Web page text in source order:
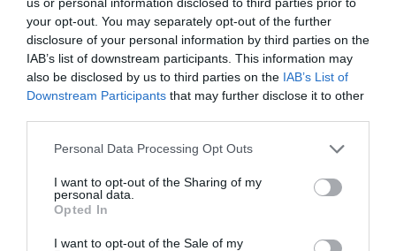
your opt-out. You may separately opt-out of the further
disclosure of your personal information by third parties on the
IAB’s list of downstream participants. This information may
also be disclosed by us to third parties on the IAB’s List of
Downstream Participants that may further disclose it to other
Personal Data Processing Opt Outs
I want to opt-out of the Sharing of my
personal data.
Opted In
I want to opt-out of the Sale of my
ΔΕΊΤΕ ΕΠΊΣΗΣ...